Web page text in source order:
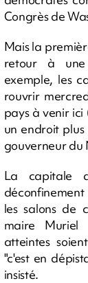
Congrès de
Mais la
retour à une
exemple, les
rouvrir
pays à venir ici
un endroit
gouverneur du
La capitale
les salons de
maire Muriel
atteintes
"c'est en
insisté.